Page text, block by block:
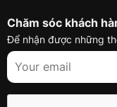
Chăm sóc khách
Để nhận được những